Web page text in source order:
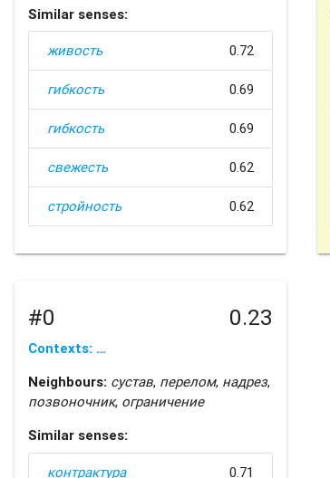
Similar senses:
живость 0.72
гибкость 0.69
гибкость 0.69
свежесть 0.62
стройность 0.62
#0 0.23
Contexts: …
Neighbours: сустав, перелом, надрез,
позвоночник, ограничение
Similar senses:
контрактура 0.71